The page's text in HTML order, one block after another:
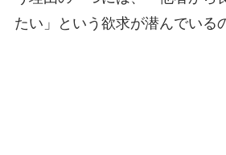
たい」という欲求が潜んでいる